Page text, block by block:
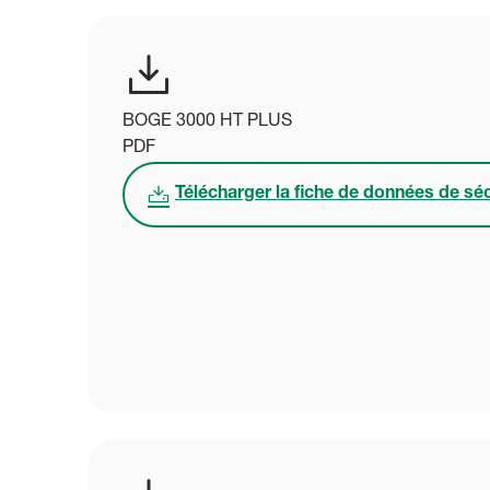
BOGE 3000 HT PLUS
PDF
Télécharger la fiche de données de